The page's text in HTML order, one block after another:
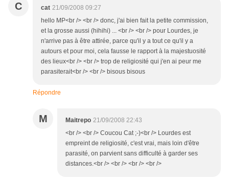
C cat 21/09/2008 09:27
hello MP<br /> <br /> donc, j'ai bien fait la petite commission,
et la grosse aussi (hihihi) ... <br /> <br /> pour Lourdes, je
n'arrive pas à être attirée, parce qu'il y a tout ce qu'il y a
autours et pour moi, cela fausse le rapport à la majestuosité
des lieux<br /> <br /> trop de religiosité qui j'en ai peur me
parasiterait<br /> <br /> bisous bisous
Répondre
M Maitrepo 21/09/2008 22:43
<br /> <br /> Coucou Cat ;-)<br /> Lourdes est
empreint de religiosité, c'est vrai, mais loin d'être
parasité, on parvient sans difficulté à garder ses
distances.<br /> <br /> <br /> <br />